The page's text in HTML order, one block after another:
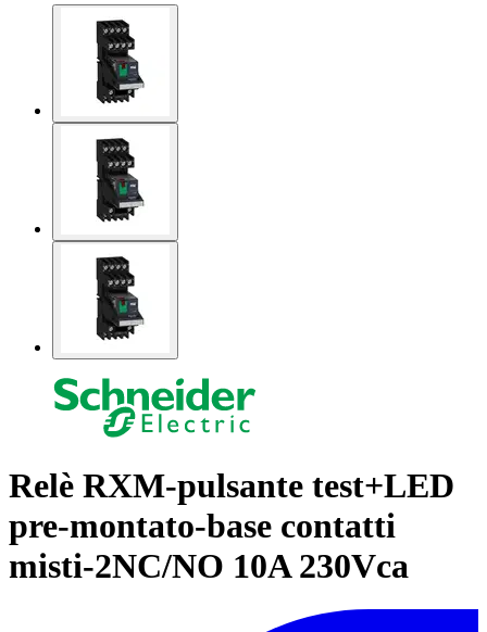
Relè RXM-pulsante test+LED
pre-montato-base contatti
misti-2NC/NO 10A 230Vca